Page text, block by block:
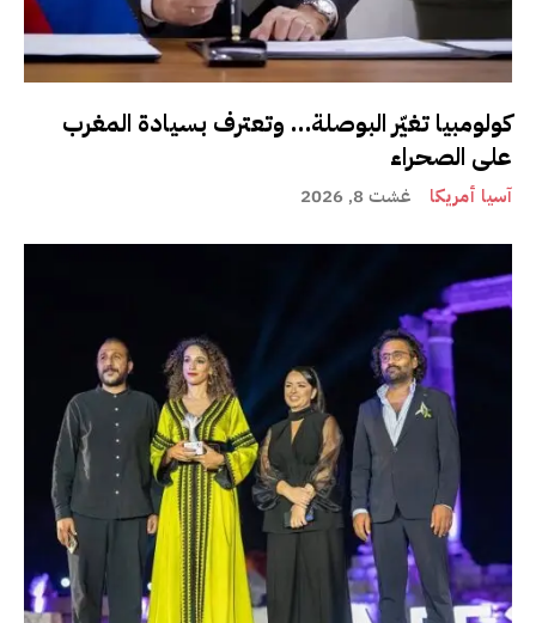
كولومبيا تغيّر البوصلة… وتعترف بسيادة المغرب
على الصحراء
آسيا أمريكا غشت 8, 2026